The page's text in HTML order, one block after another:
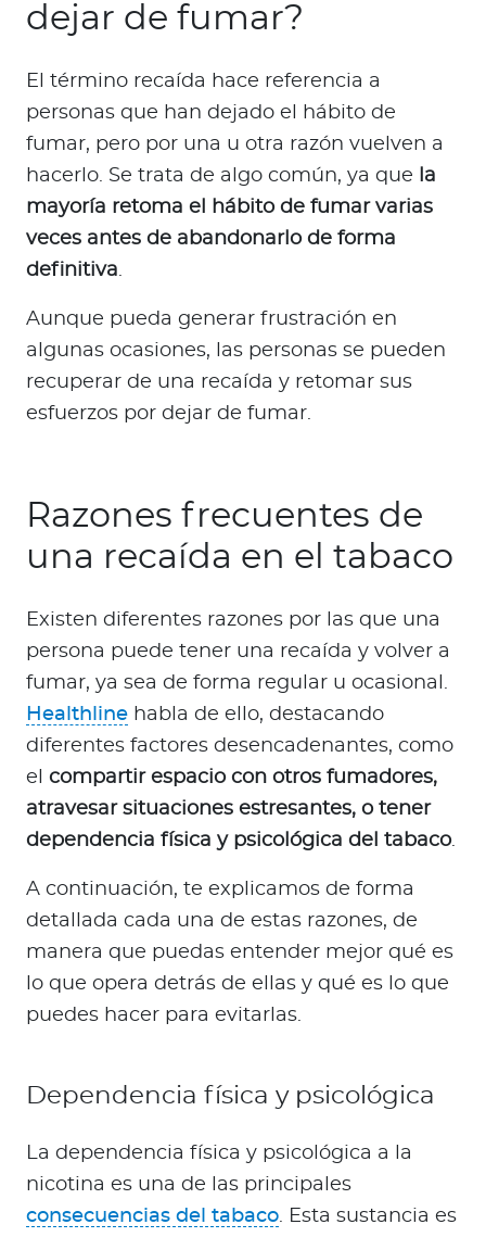
dejar de fumar?
El término recaída hace referencia a
personas que han dejado el hábito de
fumar, pero por una u otra razón vuelven a
hacerlo. Se trata de algo común, ya que
la
mayoría retoma el hábito de fumar varias
veces antes de abandonarlo de forma
definitiva.
Aunque pueda generar frustración en
algunas ocasiones, las personas se pueden
recuperar de una recaída y retomar sus
esfuerzos por dejar de fumar.
Razones frecuentes de
una recaída en el tabaco
Existen diferentes razones por las que una
persona puede tener una recaída y volver a
fumar, ya sea de forma regular u ocasional.
Healthline habla de ello, destacando
diferentes factores desencadenantes, como
el compartir espacio con otros fumadores,
atravesar situaciones estresantes, o tener
dependencia física y psicológica del tabaco.
A continuación, te explicamos de forma
detallada cada una de estas razones, de
manera que puedas entender mejor qué es
lo que opera detrás de ellas y qué es lo que
puedes hacer para evitarlas.
Dependencia física y psicológica
La dependencia física y psicológica a la
nicotina es una de las principales
consecuencias del tabaco. Esta sustancia es